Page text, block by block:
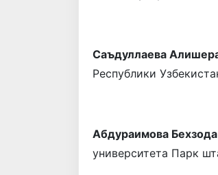
Саъдуллаева
Республики
Абдураимова
университета Парк